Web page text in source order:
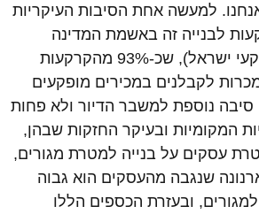
למעשה אחת הסיבות העיקריות
לבנייה זה באשמת המדינה
(ושלום לרשות מקרקעי ישראל), שכ-93% מהקרקעות
לקבלנים במכירים מופקעים
סיבה נוספת למשבר הדיור ולא פחות
המקומיות ובעיקר החזקות שבהן,
עסקים על בנייה למטרת מגורים,
שנגבה מהעסקים הוא גבוה
ובעזרת הכספים הללו